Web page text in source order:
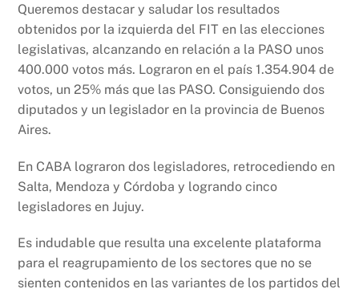
Queremos destacar y saludar los resultados
obtenidos por la izquierda del FIT en las elecciones
legislativas, alcanzando en relación a la PASO unos
400.000 votos más. Lograron en el país1.354.904 de
votos, un 25% más que las PASO. Consiguiendo dos
diputados y un legislador en la provincia de Buenos
Aires.
En CABA lograron dos legisladores, retrocediendo en
Salta, Mendoza y Córdoba y logrando cinco
legisladores en Jujuy.
Es indudable que resulta una excelente plataforma
para el reagrupamiento de los sectores que no se
sienten contenidos en las variantes de los partidos del